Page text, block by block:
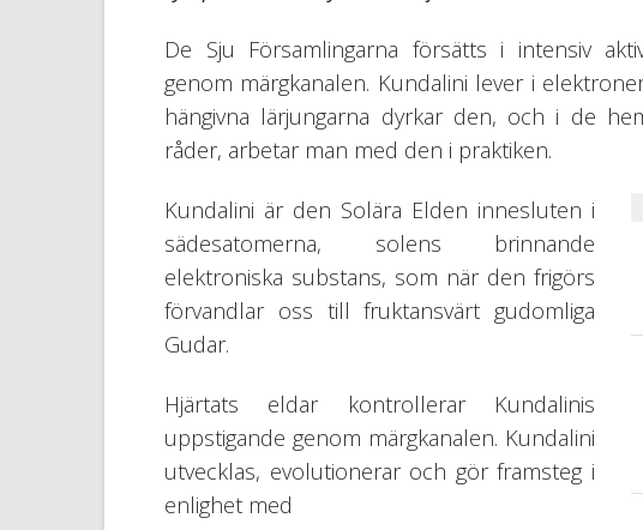
De Sju Församlingarna försätts i intensiv
genom märgkanalen. Kundalini lever i
hängivna lärjungarna dyrkar den, och i de
råder, arbetar man med den i praktiken.
Kundalini är den Solära Elden innesluten i
sädesatomerna, solens brinnande
elektroniska substans, som när den frigörs
förvandlar oss till fruktansvärt gudomliga
Gudar.
Hjärtats eldar kontrollerar Kundalinis
uppstigande genom märgkanalen. Kundalini
utvecklas, evolutionerar och gör framsteg i
enlighet med